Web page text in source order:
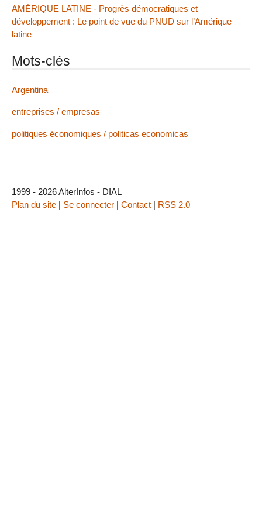
AMÉRIQUE LATINE - Progrès démocratiques et
développement : Le point de vue du PNUD sur l’Amérique
latine
Mots-clés
Argentina
entreprises / empresas
politiques économiques / politicas economicas
1999 - 2026 AlterInfos - DIAL
Plan du site | Se connecter | Contact | RSS 2.0